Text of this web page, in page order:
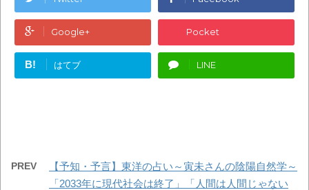
Google+ Pocket
B! はてブ LINE
PREV
【予知・予言】東洋の占い～寅未さんの陰陽自然学～
「2033年に現代社会は終了」「人間は人間じゃない